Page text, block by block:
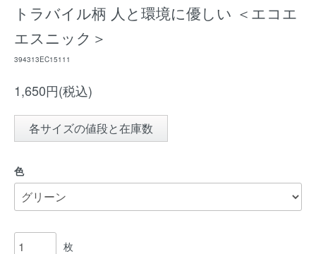
トラバイル柄 人と環境に優しい ＜エコエ
エスニック＞
394313EC15111
1,650円(税込)
各サイズの値段と在庫数
色
枚